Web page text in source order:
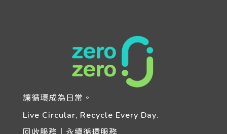
讓循環成為日常。
Live Circular, Recycle Every Day.
回收服務｜永續循環服務